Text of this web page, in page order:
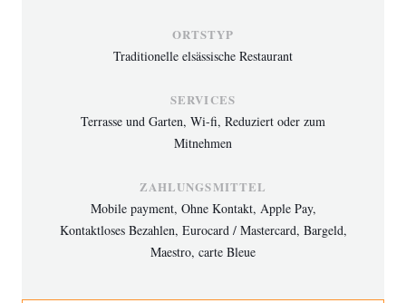
ORTSTYP
Traditionelle elsässische Restaurant
SERVICES
Terrasse und Garten, Wi-fi, Reduziert oder zum
Mitnehmen
ZAHLUNGSMITTEL
Mobile payment, Ohne Kontakt, Apple Pay,
Kontaktloses Bezahlen, Eurocard / Mastercard, Bargeld,
Maestro, carte Bleue